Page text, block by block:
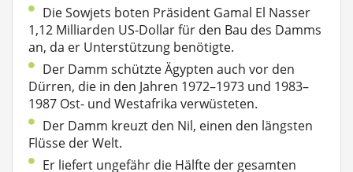
Die Sowjets boten Präsident Gamal El Nasser
1,12 Milliarden US-Dollar für den Bau des Damms
an, da er Unterstützung benötigte.
Der Damm schützte Ägypten auch vor den
Dürren, die in den Jahren 1972–1973 und 1983–
1987 Ost- und Westafrika verwüsteten.
Der Damm kreuzt den Nil, einen den längsten
Flüsse der Welt.
Er liefert ungefähr die Hälfte der gesamten